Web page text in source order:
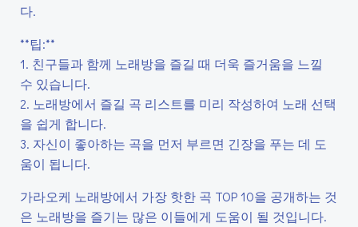
다.
**팁:**
1. 친구들과 함께 노래방을 즐길 때 더욱 즐거움을 느낄
수 있습니다.
2. 노래방에서 즐길 곡 리스트를 미리 작성하여 노래 선택
을 쉽게 합니다.
3. 자신이 좋아하는 곡을 먼저 부르면 긴장을 푸는 데 도
움이 됩니다.
가라오케 노래방에서 가장 핫한 곡 TOP 10을 공개하는 것
은 노래방을 즐기는 많은 이들에게 도움이 될 것입니다.